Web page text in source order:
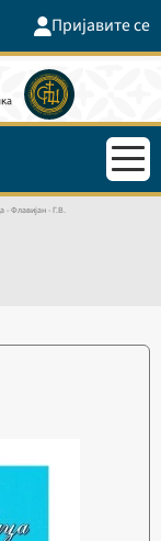
Пријавите се
- Флавијан - Г.В.